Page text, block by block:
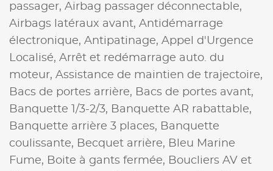
passager, Airbag passager déconnectable,
Airbags latéraux avant, Antidémarrage
électronique, Antipatinage, Appel d'Urgence
Localisé, Arrêt et redémarrage auto. du
moteur, Assistance de maintien de trajectoire,
Bacs de portes arrière, Bacs de portes avant,
Banquette 1/3-2/3, Banquette AR rabattable,
Banquette arrière 3 places, Banquette
coulissante, Becquet arrière, Bleu Marine
Fume, Boite à gants fermée, Boucliers AV et